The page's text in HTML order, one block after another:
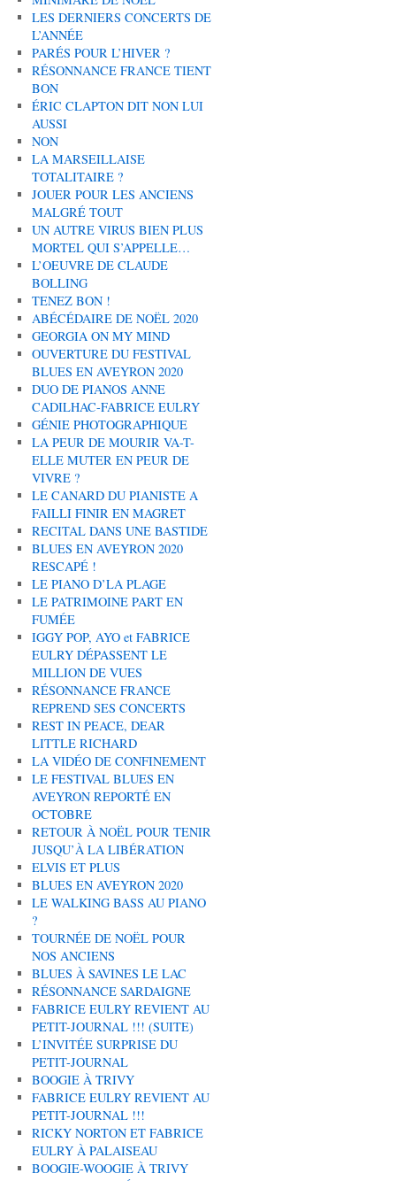
LES DERNIERS CONCERTS DE
L’ANNÉE
PARÉS POUR L’HIVER ?
RÉSONNANCE FRANCE TIENT
BON
ÉRIC CLAPTON DIT NON LUI
AUSSI
NON
LA MARSEILLAISE
TOTALITAIRE ?
JOUER POUR LES ANCIENS
MALGRÉ TOUT
UN AUTRE VIRUS BIEN PLUS
MORTEL QUI S’APPELLE…
L’OEUVRE DE CLAUDE
BOLLING
TENEZ BON !
ABÉCÉDAIRE DE NOËL 2020
GEORGIA ON MY MIND
OUVERTURE DU FESTIVAL
BLUES EN AVEYRON 2020
DUO DE PIANOS ANNE
CADILHAC-FABRICE EULRY
GÉNIE PHOTOGRAPHIQUE
LA PEUR DE MOURIR VA-T-
ELLE MUTER EN PEUR DE
VIVRE ?
LE CANARD DU PIANISTE A
FAILLI FINIR EN MAGRET
RECITAL DANS UNE BASTIDE
BLUES EN AVEYRON 2020
RESCAPÉ !
LE PIANO D’LA PLAGE
LE PATRIMOINE PART EN
FUMÉE
IGGY POP, AYO et FABRICE
EULRY DÉPASSENT LE
MILLION DE VUES
RÉSONNANCE FRANCE
REPREND SES CONCERTS
REST IN PEACE, DEAR
LITTLE RICHARD
LA VIDÉO DE CONFINEMENT
LE FESTIVAL BLUES EN
AVEYRON REPORTÉ EN
OCTOBRE
RETOUR À NOËL POUR TENIR
JUSQU’À LA LIBÉRATION
ELVIS ET PLUS
BLUES EN AVEYRON 2020
LE WALKING BASS AU PIANO
?
TOURNÉE DE NOËL POUR
NOS ANCIENS
BLUES À SAVINES LE LAC
RÉSONNANCE SARDAIGNE
FABRICE EULRY REVIENT AU
PETIT-JOURNAL !!! (SUITE)
L’INVITÉE SURPRISE DU
PETIT-JOURNAL
BOOGIE À TRIVY
FABRICE EULRY REVIENT AU
PETIT-JOURNAL !!!
RICKY NORTON ET FABRICE
EULRY À PALAISEAU
BOOGIE-WOOGIE À TRIVY